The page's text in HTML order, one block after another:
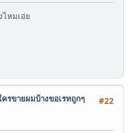
ไหมเอ่ย
#22
รขายผมบ้างขอเรทถูกๆ